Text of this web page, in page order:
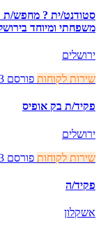
סטודנט/ית ? מחפש/ת
משפחתי ומיוחד
ירושלים
שירות לקוחות פורסם 2024-02-13 08:38:50
פקיד/ת בק אופיס
ירושלים
שירות לקוחות פורסם 2024-02-13 08:40:53
פקיד/ה
אשקלון